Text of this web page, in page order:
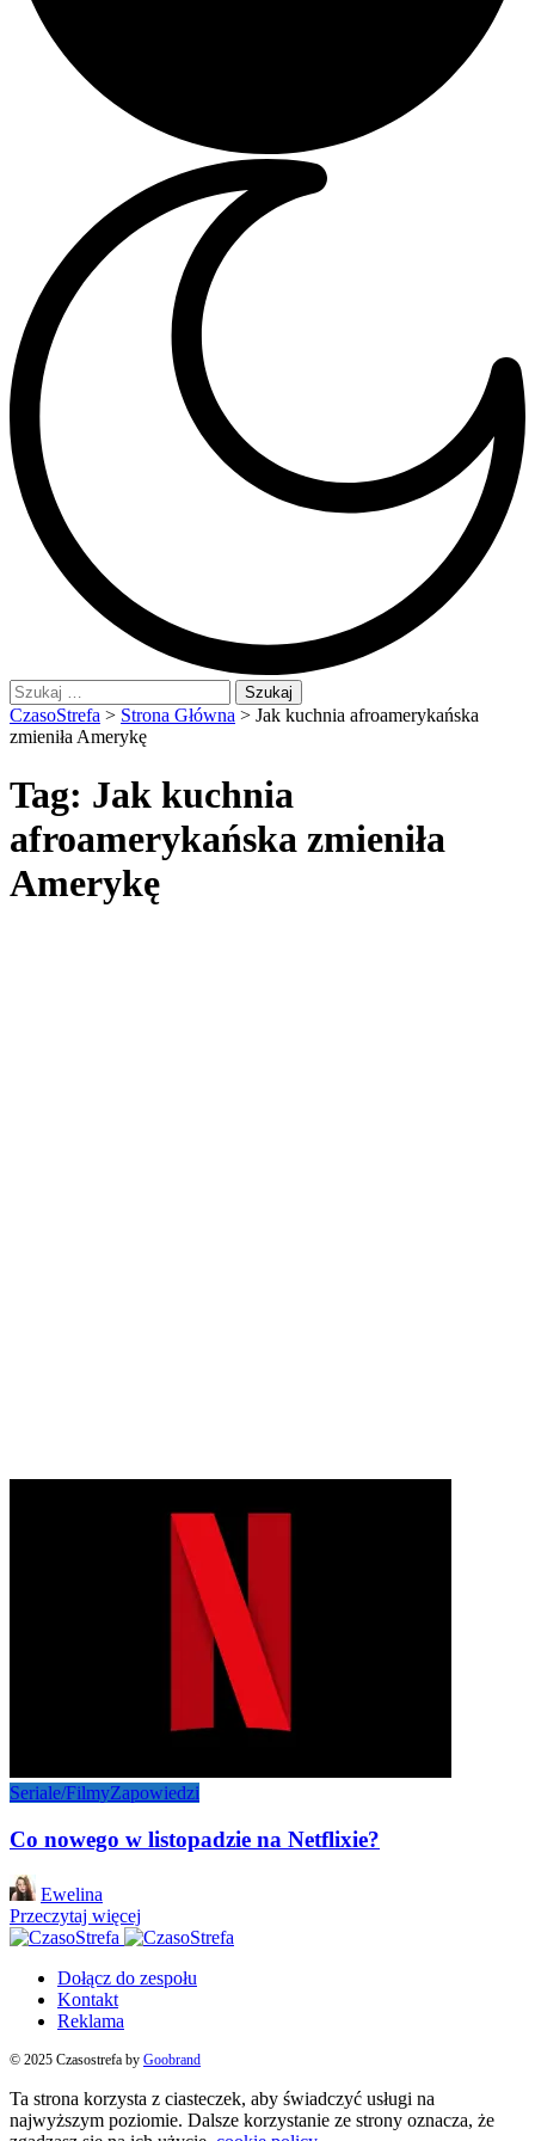
Szukaj:
CzasoStrefa > Strona Główna > Jak kuchnia afroamerykańska
zmieniła Amerykę
Tag: Jak kuchnia
afroamerykańska zmieniła
Amerykę
Seriale/FilmyZapowiedzi
Co nowego w listopadzie na Netflixie?
Posted
by
Ewelina
Przeczytaj więcej
Dołącz do zespołu
Kontakt
Reklama
© 2025 Czasostrefa by Goobrand
Ta strona korzysta z ciasteczek, aby świadczyć usługi na
najwyższym poziomie. Dalsze korzystanie ze strony oznacza, że